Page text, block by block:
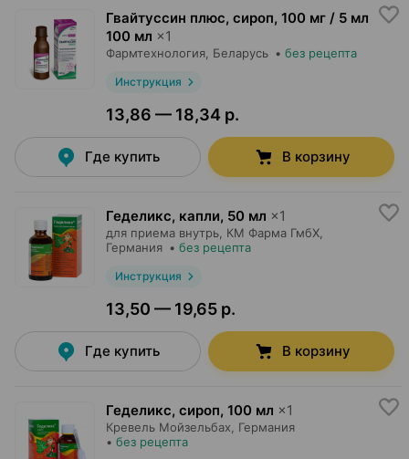
Гвайтуссин плюс, сироп, 100 мг / 5 мл
100 мл ×1
Фармтехнология , Беларусь • без рецепта
Инструкция
13,86 — 18,34 р.
Где купить В корзину
Геделикс, капли, 50 мл ×1
для приема внутрь, КМ Фарма ГмбХ
Германия • без рецепта
Инструкция
13,50 — 19,65 р.
Где купить В корзину
Геделикс, сироп, 100 мл ×1
Кревель Мойзельбах , Германия
• без рецепта